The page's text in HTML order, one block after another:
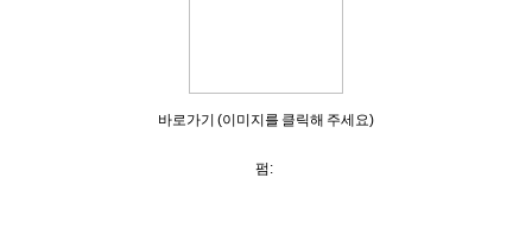
바로가기 (이미지를 클릭해 주세요)
펌: